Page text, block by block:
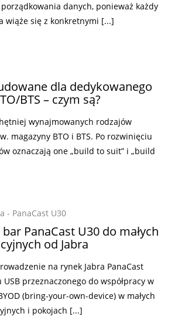
danych, ponieważ każdy
wiąże się z konkretnymi [...]
dla dedykowanego
BTS – czym są?
wynajmowanych rodzajów
magazyny BTO i BTS. Po rozwinięciu
oznaczają one „build to suit” i „build
PanaCast U30 do małych
od Jabra
na rynek Jabra PanaCast
przeznaczonego do współpracy w
(bring-your-own-device) w małych
i pokojach [...]